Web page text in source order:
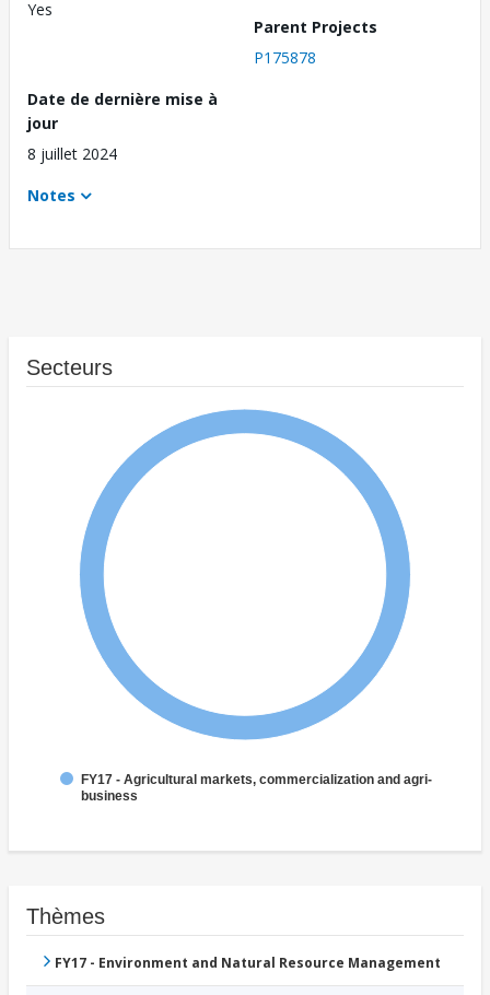
Yes
Parent Projects
P175878
Date de dernière mise à
jour
8 juillet 2024
Notes
Secteurs
FY17 - Agricultural markets, commercialization and agri-
business
Thèmes
FY17 - Environment and Natural Resource Management